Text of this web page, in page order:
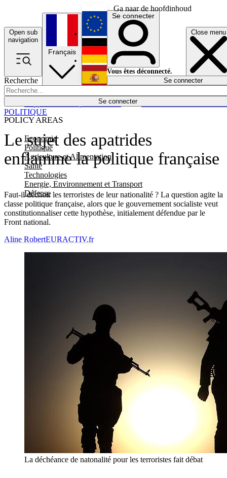
Ga naar de hoofdinhoud
Open sub
navigation
Close menu
Recherche
Se connecter
POLICY AREAS
Economie
Politique
Agriculture et Alimentation
Santé
Technologies
Energie, Environnement et Transport
Défense
Économie
Français
English
Deutsch
Español
Se connecter
Vous êtes déconnecté.
Se connecter
Le sujet des apatrides
enflamme la politique française
Faut-il déchoir les terroristes de leur nationalité ? La question agite la
classe politique française, alors que le gouvernement socialiste veut
constitutionnaliser cette hypothèse, initialement défendue par le
Front national.
POLITIQUE
Aline RobertEURACTIV.fr
La déchéance de natonalité pour les terroristes fait débat